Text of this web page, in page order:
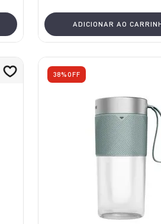
ADICIONAR AO
38%OFF